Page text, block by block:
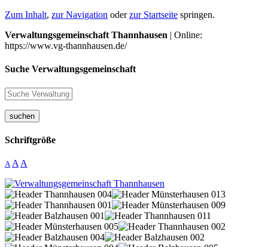
Zum Inhalt, zur Navigation oderzur Startseite springen.
Verwaltungsgemeinschaft Thannhausen | Online:
https://www.vg-thannhausen.de/
Suche Verwaltungsgemeinschaft
suchen
Schriftgröße
A A A